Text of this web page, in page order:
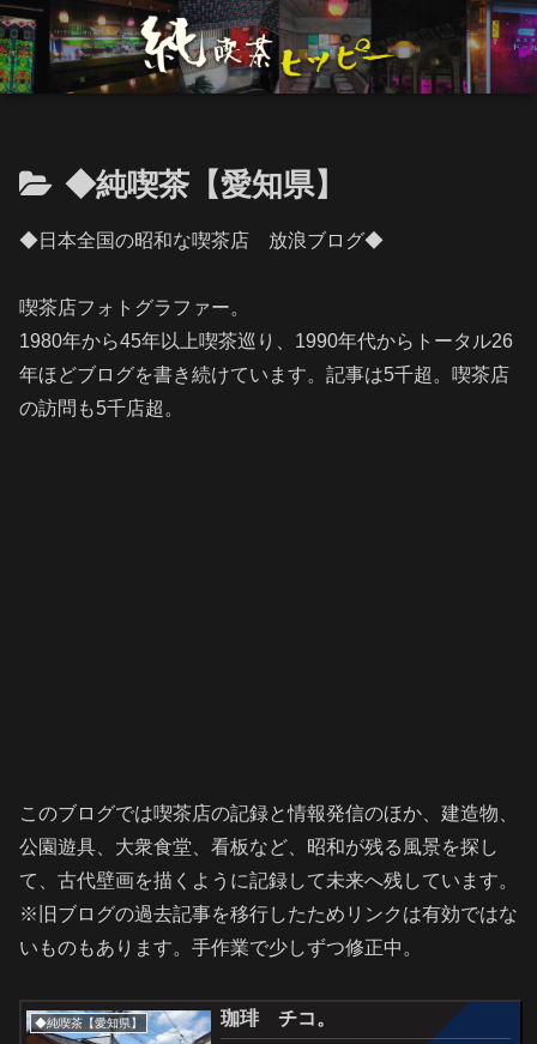
◆純喫茶【愛知県】
◆日本全国の昭和な喫茶店 放浪ブログ◆
喫茶店フォトグラファー。
1980年から45年以上喫茶巡り、1990年代からトータル26
年ほどブログを書き続けています。記事は5千超。喫茶店
の訪問も5千店超。
このブログでは喫茶店の記録と情報発信のほか、建造物、
公園遊具、大衆食堂、看板など、昭和が残る風景を探し
て、古代壁画を描くように記録して未来へ残しています。
※旧ブログの過去記事を移行したためリンクは有効ではな
いものもあります。手作業で少しずつ修正中。
◆純喫茶【愛知県】 珈琲 チコ。